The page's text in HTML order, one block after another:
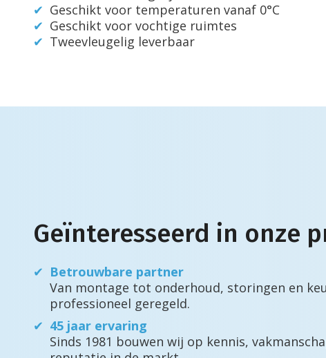
Geschikt voor temperaturen vanaf 0°C
Geschikt voor vochtige ruimtes
Tweevleugelig leverbaar
Geïnteresseerd in onze
Betrouwbare partner
Van montage tot onderhoud, storingen en
professioneel geregeld.
45 jaar ervaring
Sinds 1981 bouwen wij op kennis,